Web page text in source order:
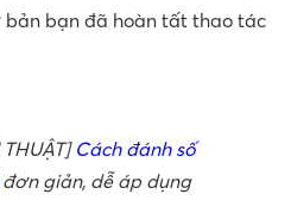
bạn đã hoàn tất thao tác
THUẬT] Cách đánh số
giản, dễ áp dụng